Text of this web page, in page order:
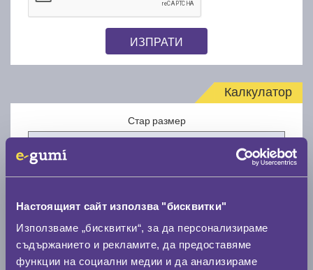
Настоящият сайт използва "бисквитки"
Използваме „бисквитки“, за да персонализираме
съдържанието и рекламите, да предоставяме
функции на социални медии и да анализираме
ИЗПРАТИ
Калкулатор
Стар размер
Нов размер